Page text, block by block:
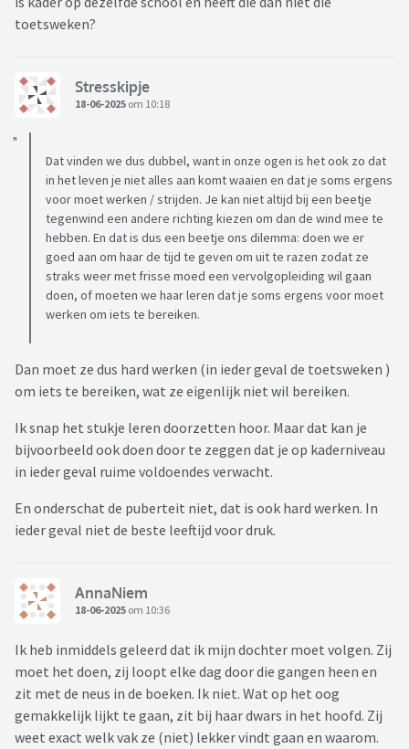
toetsweken?
Stresskipje
18-06-2025 om 10:18
Dat vinden we dus dubbel, want in onze ogen is het ook zo dat
in het leven je niet alles aan komt waaien en dat je soms ergens
voor moet werken / strijden. Je kan niet altijd bij een beetje
tegenwind een andere richting kiezen om dan de wind mee te
hebben. En dat is dus een beetje ons dilemma: doen we er
goed aan om haar de tijd te geven om uit te razen zodat ze
straks weer met frisse moed een vervolgopleiding wil gaan
doen, of moeten we haar leren dat je soms ergens voor moet
werken om iets te bereiken.
Dan moet ze dus hard werken (in ieder geval de toetsweken )
om iets te bereiken, wat ze eigenlijk niet wil bereiken.
Ik snap het stukje leren doorzetten hoor. Maar dat kan je
bijvoorbeeld ook doen door te zeggen dat je op kaderniveau
in ieder geval ruime voldoendes verwacht.
En onderschat de puberteit niet, dat is ook hard werken. In
ieder geval niet de beste leeftijd voor druk.
AnnaNiem
18-06-2025 om 10:36
Ik heb inmiddels geleerd dat ik mijn dochter moet volgen. Zij
moet het doen, zij loopt elke dag door die gangen heen en
zit met de neus in de boeken. Ik niet. Wat op het oog
gemakkelijk lijkt te gaan, zit bij haar dwars in het hoofd. Zij
weet exact welk vak ze (niet) lekker vindt gaan en waarom.